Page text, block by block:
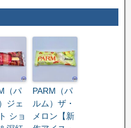
（パ
ジェ
ショ
PARM（パ
ルム）ザ・
メロン【新